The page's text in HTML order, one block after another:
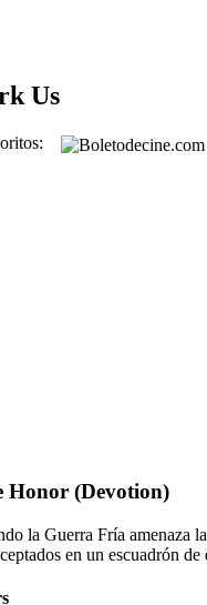
Us
Honor (Devotion)
la Guerra Fría amenaza
en un escuadrón